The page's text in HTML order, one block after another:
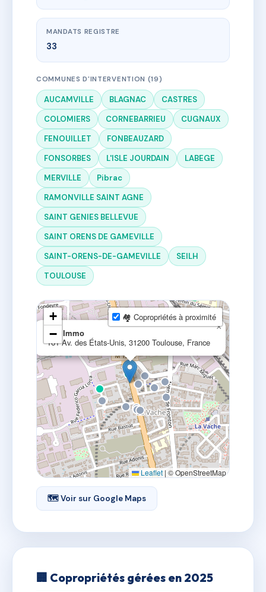
MANDATS REGISTRE
33
COMMUNES D'INTERVENTION (19)
AUCAMVILLE BLAGNAC
CASTRES
COLOMIERS
CORNEBARRIEU
CUGNAUX
FENOUILLET
FONBEAUZARD
FONSORBES
L'ISLE JOURDAIN
LABEGE
MERVILLE
Pibrac
RAMONVILLE SAINT AGNE
SAINT GENIES BELLEVUE
SAINT ORENS DE GAMEVILLE
SAINT-ORENS-DE-GAMEVILLE
SEILH
TOULOUSE
L3d Immo
161 Av. des États-Unis, 31200 Toulouse, France
×
+
−
🏘 Copropriétés à proximité
Leaflet | © OpenStreetMap
🗺 Voir sur Google Maps
🏢 Copropriétés gérées en 2025